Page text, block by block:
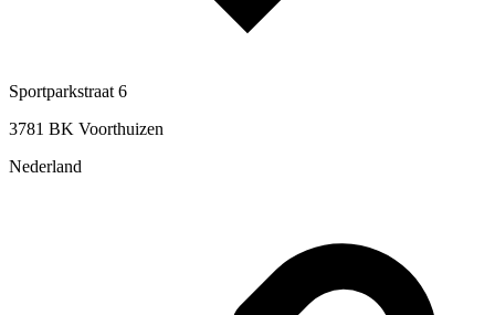
Sportparkstraat 6
3781 BK Voorthuizen
Nederland